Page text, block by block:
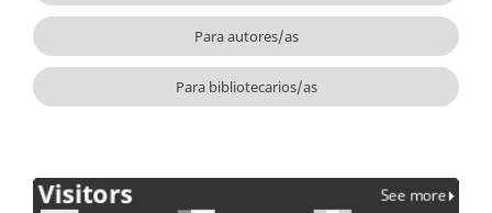
Para autores/as
Para bibliotecarios/as